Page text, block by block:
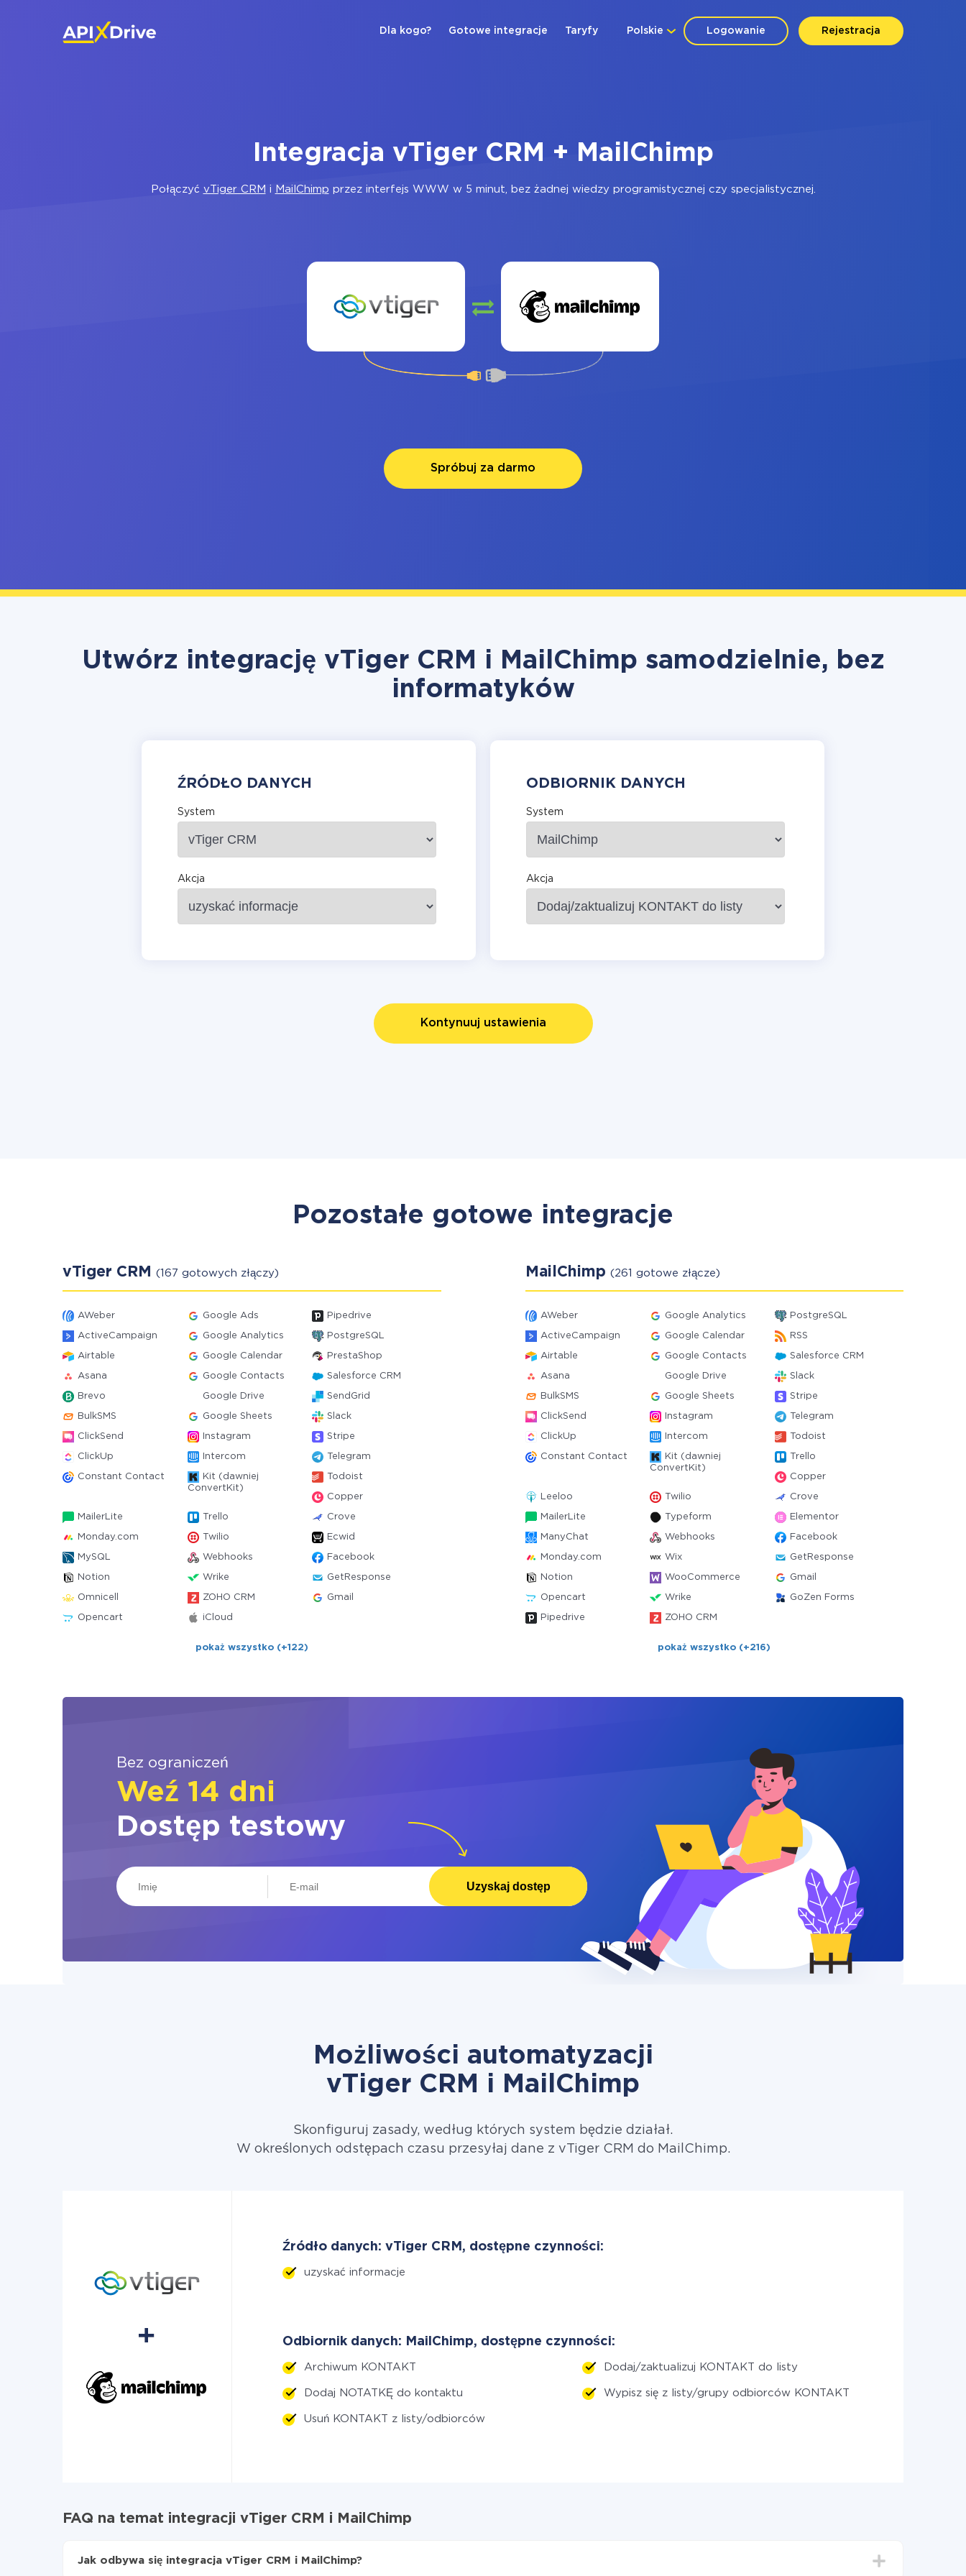
Logowanie Rejestracja
Polskie
Dla kogo? Gotowe integracje Taryfy
Integracja vTiger CRM + MailChimp
Połączyć vTiger CRM i MailChimp przez interfejs WWW w 5 minut, bez żadnej wiedzy programistycznej czy specjalistycznej.
Spróbuj za darmo
Utwórz integrację vTiger CRM i MailChimp samodzielnie, bez
informatyków
ŹRÓDŁO DANYCH
System
Akcja
ODBIORNIK DANYCH
System
Akcja
Kontynuuj ustawienia
Pozostałe gotowe integracje
vTiger CRM (167 gotowych złączy)
AWeber Google Ads Pipedrive
ActiveCampaign Google Analytics PostgreSQL
Airtable Google Calendar PrestaShop
Asana Google Contacts Salesforce CRM
Brevo Google Drive SendGrid
BulkSMS Google Sheets Slack
ClickSend Instagram Stripe
ClickUp Intercom Telegram
Constant Contact
Kit (dawniej
ConvertKit)
Todoist
Copper
MailerLite Trello Crove
Monday.com Twilio Ecwid
MySQL Webhooks Facebook
Notion Wrike GetResponse
Omnicell ZOHO CRM Gmail
Opencart iCloud
pokaż wszystko (+122)
MailChimp (261 gotowe złącze)
AWeber Google Analytics PostgreSQL
ActiveCampaign Google Calendar RSS
Airtable Google Contacts Salesforce CRM
Asana Google Drive Slack
BulkSMS Google Sheets Stripe
ClickSend Instagram Telegram
ClickUp Intercom Todoist
Constant Contact
Kit (dawniej
ConvertKit)
Trello
Copper
Leeloo Twilio Crove
MailerLite Typeform Elementor
ManyChat Webhooks Facebook
Monday.com Wix GetResponse
Notion WooCommerce Gmail
Opencart Wrike GoZen Forms
Pipedrive ZOHO CRM
pokaż wszystko (+216)
Bez ograniczeń
Weź 14 dni
Dostęp testowy
Uzyskaj dostęp
Możliwości automatyzacji
vTiger CRM i MailChimp
Skonfiguruj zasady, według których system będzie działał.
W określonych odstępach czasu przesyłaj dane z vTiger CRM do MailChimp.
Źródło danych: vTiger CRM, dostępne czynności:
uzyskać informacje
Odbiornik danych: MailChimp, dostępne czynności:
Archiwum KONTAKT Dodaj/zaktualizuj KONTAKT do listy
Dodaj NOTATKĘ do kontaktu Wypisz się z listy/grupy odbiorców KONTAKT
Usuń KONTAKT z listy/odbiorców
FAQ na temat integracji vTiger CRM i MailChimp
Jak odbywa się integracja vTiger CRM i MailChimp?